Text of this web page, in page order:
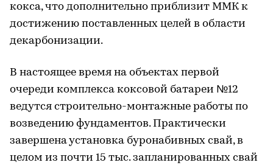
кокса, что дополнительно приблизит ММК к
достижению поставленных целей в области
декарбонизации.
В настоящее время на объектах первой
очереди комплекса коксовой батареи №12
ведутся строительно-монтажные работы по
возведению фундаментов. Практически
завершена установка буронабивных свай, в
целом из почти 15 тыс. запланированных свай